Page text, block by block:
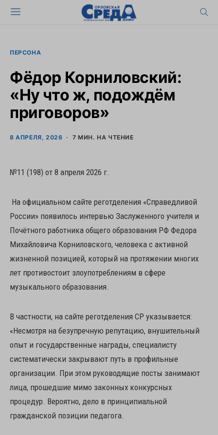
ПЕРСОНА
Фёдор Корниловский:
«Ну что ж, подождём
приговоров»
8 АПРЕЛЯ, 2026 7 МИН. НА ЧТЕНИЕ
№11 (198) от 8 апреля 2026 г.
На официальном сайте реготделения «Справедливой
России» появилось интервью Заслуженного учителя и
Почётного работника общего образования РФ Федора
Михайловича Корниловского, человека с активной
жизненной позицией, который на протяжении многих
лет противостоит злоупотреблениям в сфере
музыкального образования.
В частности, на сайте реготделения СР указывается:
«Несмотря на безупречную репутацию, внушительный
опыт и государственные награды, специалисту
систематически закрывают путь в профильные
организации. При этом руководящие посты занимают
лица, прошедшие мимо законных конкурсных
процедур. Вероятно, дело в принципиальной
гражданской позиции педагога.